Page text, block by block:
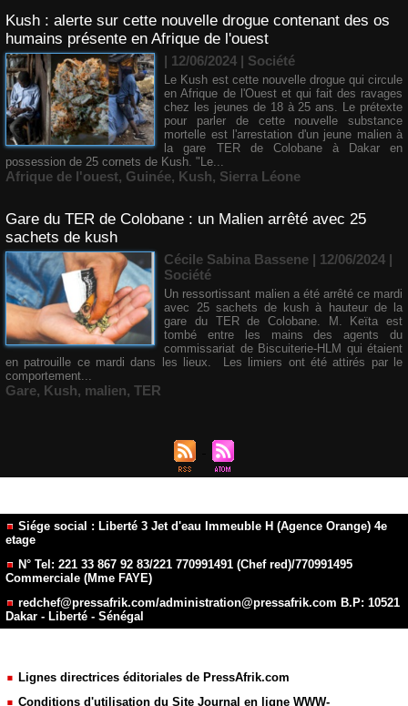
Kush : alerte sur cette nouvelle drogue contenant des os
humains présente en Afrique de l'ouest
| 12/06/2024 | Société
Le Kush est cette nouvelle drogue qui circule
en Afrique de l'Ouest et qui fait des ravages
chez les jeunes de 18 à 25 ans. Le prétexte
pour parler de cette nouvelle substance
mortelle est l'arrestation d'un jeune malien à
la gare TER de Colobane à Dakar en
possession de 25 cornets de Kush. "Le...
Afrique de l'ouest, Guinée, Kush, Sierra Léone
Gare du TER de Colobane : un Malien arrêté avec 25
sachets de kush
Cécile Sabina Bassene | 12/06/2024 |
Société
Un ressortissant malien a été arrêté ce mardi
avec 25 sachets de kush à hauteur de la
gare du TER de Colobane. M. Keïta est
tombé entre les mains des agents du
commissariat de Biscuiterie-HLM qui étaient
en patrouille ce mardi dans les lieux. Les limiers ont été attirés par le
comportement...
Gare, Kush, malien, TER
Siége social : Liberté 3 Jet d'eau Immeuble H (Agence Orange) 4e
etage
N° Tel: 221 33 867 92 83/221 770991491 (Chef red)/770991495
Commerciale (Mme FAYE)
redchef@pressafrik.com/administration@pressafrik.com B.P: 10521
Dakar - Liberté - Sénégal
Lignes directrices éditoriales de PressAfrik.com
Conditions d'utilisation du Site Journal en ligne WWW-